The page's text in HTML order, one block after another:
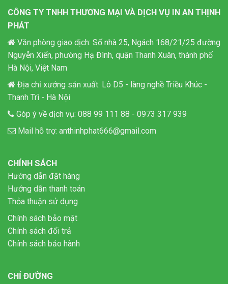
CÔNG TY TNHH THƯƠNG MẠI VÀ DỊCH VỤ IN AN THỊNH
PHÁT
Văn phòng giao dịch: Số nhà 25, Ngách 168/21/25 đường
Nguyễn Xiển, phường Hạ Đình, quận Thanh Xuân, thành phố
Hà Nội, Việt Nam
Địa chỉ xưởng sản xuất: Lô D5 - làng nghề Triều Khúc -
Thanh Trì - Hà Nội
Góp ý về dịch vụ: 088 99 111 88 - 0973 317 939
Mail hỗ trợ: anthinhphat666@gmail.com
CHÍNH SÁCH
Hướng dẫn đặt hàng
Hướng dẫn thanh toán
Thỏa thuận sử dụng
Chính sách bảo mật
Chính sách đổi trả
Chính sách bảo hành
CHỈ ĐƯỜNG